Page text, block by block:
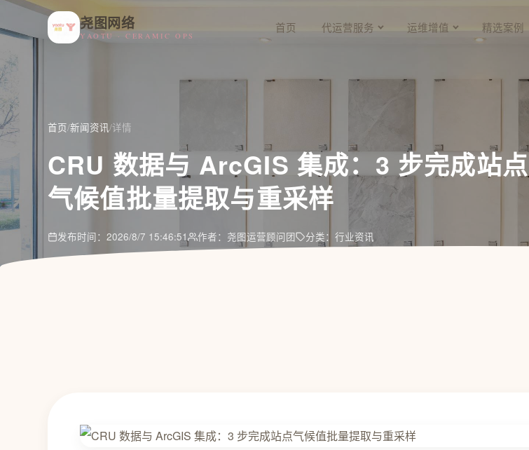
尧图网络
YAOTU · CERAMIC OPS
首页 代运营服务 运维增值 精选案例
首页/新闻资讯/详情
CRU 数据与 ArcGIS 集成：3 步完成站点
气候值批量提取与重采样
发布时间：2026/8/7 15:46:51 作者：尧图运营顾问团 分类：行业资讯